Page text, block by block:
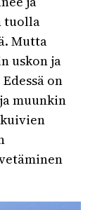
tuolla
Mutta
uskon ja
on
muunkin